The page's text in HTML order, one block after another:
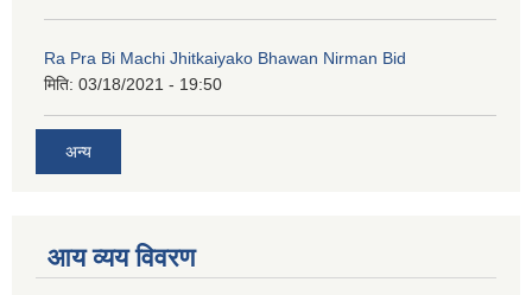
Ra Pra Bi Machi Jhitkaiyako Bhawan Nirman Bid
मिति: 03/18/2021 - 19:50
अन्य
आय व्यय विवरण